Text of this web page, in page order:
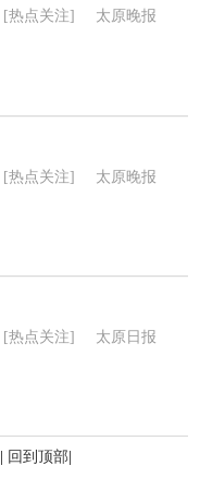
[热点关注] 太原晚报
[热点关注] 太原晚报
[热点关注] 太原日报
回到顶部